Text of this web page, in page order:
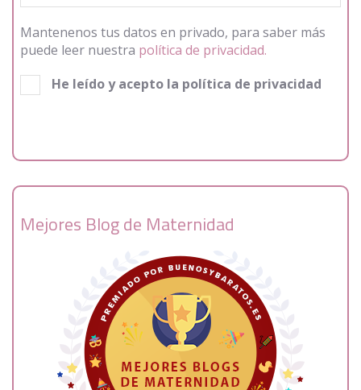
Mantenenos tus datos en privado, para saber más
puede leer nuestra política de privacidad.
He leído y acepto la política de privacidad
Mejores Blog de Maternidad